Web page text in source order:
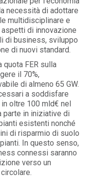
necessità di adottare
multidisciplinare e
di innovazione
di business, sviluppo
di nuovi standard.
FER sulla
il 70%,
di almeno 65 GW.
a soddisfare
oltre 100 mld€ nel
parte in iniziative di
esistenti nonché
di risparmio di suolo
In questo senso,
connessi saranno
verso un